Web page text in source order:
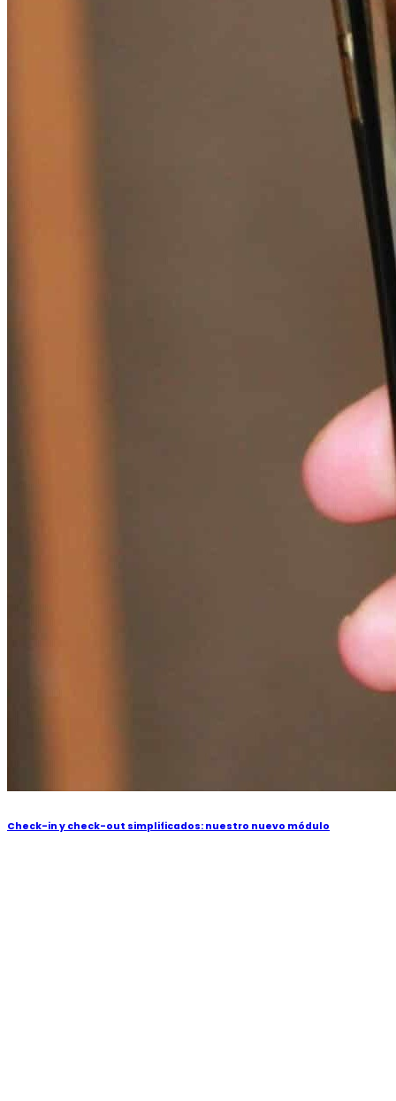
Check-in y check-out simplificados: nuestro nuevo módulo